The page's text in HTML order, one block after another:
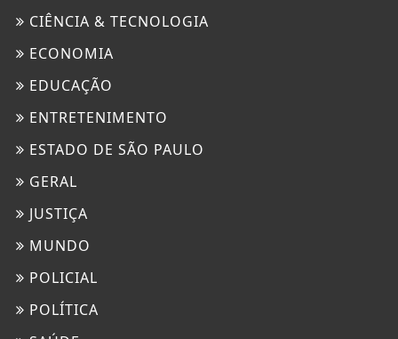
CIÊNCIA & TECNOLOGIA
ECONOMIA
EDUCAÇÃO
ENTRETENIMENTO
ESTADO DE SÃO PAULO
GERAL
JUSTIÇA
MUNDO
POLICIAL
POLÍTICA